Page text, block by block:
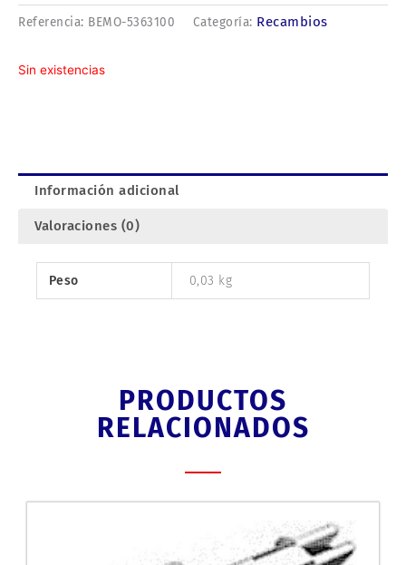
Referencia: BEMO-5363100 Categoría: Recambios
Sin existencias
Información adicional
Valoraciones (0)
Peso 0,03 kg
PRODUCTOS
RELACIONADOS